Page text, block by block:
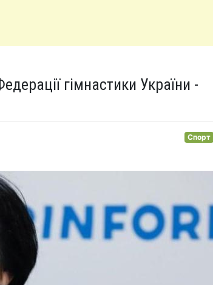
гімнастики України -
Спорт